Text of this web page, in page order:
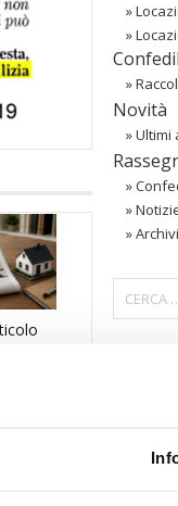
»
»
»
Novità
»Ultimi
»
»
»
〉